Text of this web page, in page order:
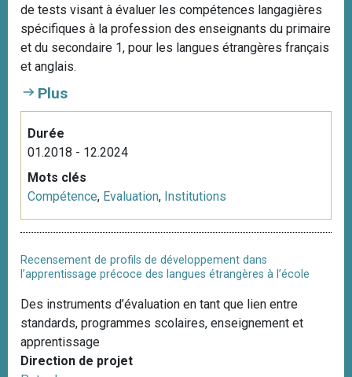
de tests visant à évaluer les compétences langagières
spécifiques à la profession des enseignants du primaire
et du secondaire 1, pour les langues étrangères français
et anglais.
Plus
Durée
01.2018 - 12.2024
Mots clés
Compétence, Evaluation, Institutions
Recensement de profils de développement dans
l’apprentissage précoce des langues étrangères à l’école
Des instruments d’évaluation en tant que lien entre
standards, programmes scolaires, enseignement et
apprentissage
Direction de projet